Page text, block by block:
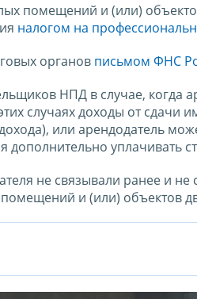
помещений и (или)
налогом на
органов письмом ФНС
НПД в случае, когда
случаях доходы от
или арендодатель
уплачивать
не связывали ранее и
и (или) объектов